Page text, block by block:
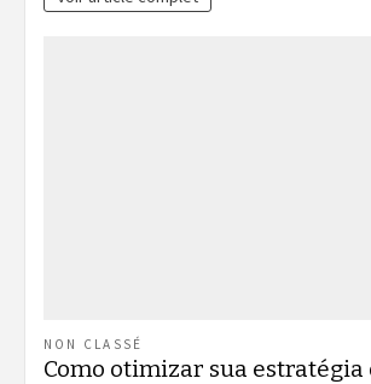
NON CLASSÉ
Como otimizar sua estratégia